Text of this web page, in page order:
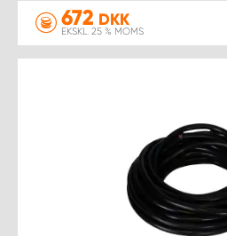
672 DKK
EKSKL. 25 % MOMS